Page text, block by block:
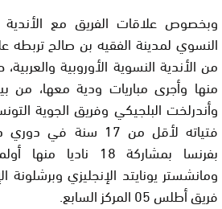
وبخصوص علاقات الفريق مع الأندية
النسوي لمدينة الفقيه بن صالح تربطه
من الأندية النسوية الأوروبية
منها وأجرى مباريات ودية معها، من
وأندرلخت البلجيكي وفريق الجوية
فتياته لأقل من 17
بفرنسا بمشاركة 18
ومانشستر يونايتد الإنجليزي وبرشلونة
فريق أطلس 05 المركز السابع.